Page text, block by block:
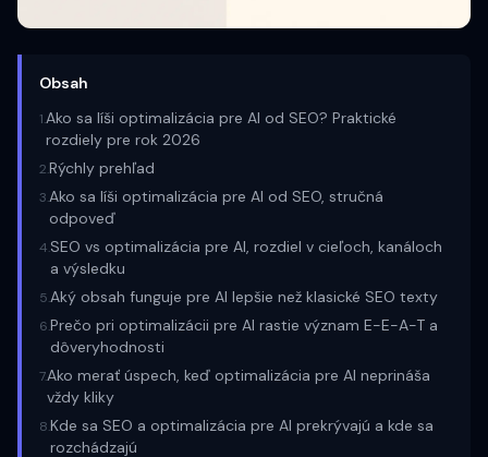
Obsah
1.Ako sa líši optimalizácia pre AI od SEO? Praktické
rozdiely pre rok 2026
2.Rýchly prehľad
3.Ako sa líši optimalizácia pre AI od SEO, stručná
odpoveď
4.SEO vs optimalizácia pre AI, rozdiel v cieľoch, kanáloch
a výsledku
5.Aký obsah funguje pre AI lepšie než klasické SEO texty
6.Prečo pri optimalizácii pre AI rastie význam E-E-A-T a
dôveryhodnosti
7.Ako merať úspech, keď optimalizácia pre AI neprináša
vždy kliky
8.Kde sa SEO a optimalizácia pre AI prekrývajú a kde sa
rozchádzajú